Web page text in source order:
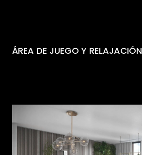
ÁREA DE JUEGO Y RELAJACIÓN